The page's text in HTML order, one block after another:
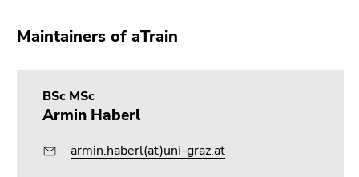
Maintainers of aTrain
BSc MSc
Armin Haberl
armin.haberl(at)uni-graz.at